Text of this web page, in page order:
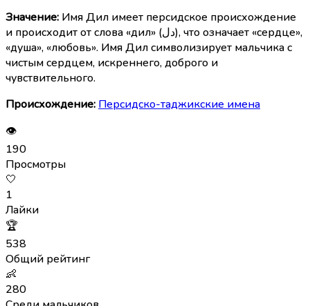
Значение: Имя Дил имеет персидское происхождение
и происходит от слова «дил» (دل), что означает «сердце»,
«душа», «любовь». Имя Дил символизирует мальчика с
чистым сердцем, искреннего, доброго и
чувствительного.
Происхождение: Персидско-таджикские имена
👁
190
Просмотры
🤍
1
Лайки
🏆
538
Общий рейтинг
👶
280